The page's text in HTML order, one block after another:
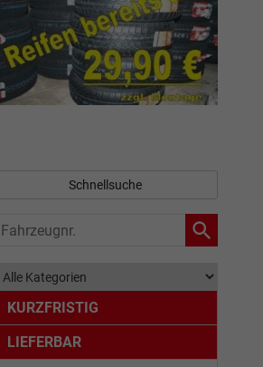
Schnellsuche
Fahrzeugnr.
KURZFRISTIG
LIEFERBAR